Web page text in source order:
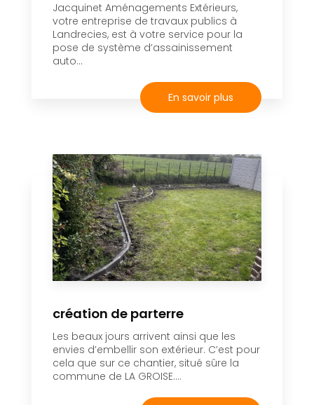
Jacquinet Aménagements Extérieurs,
votre entreprise de travaux publics à
Landrecies, est à votre service pour la
pose de système d’assainissement
auto...
En savoir plus
création de parterre
Les beaux jours arrivent ainsi que les
envies d’embellir son extérieur. C’est pour
cela que sur ce chantier, situé sûre la
commune de LA GROISE....